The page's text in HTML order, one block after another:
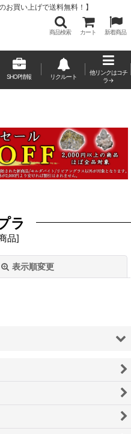
買い上げで送料無料！】
商品検索 カート 新着商品
SHOP情報 リクルート
他リンクはコチ
ラ→
ラ
品]
表示順変更